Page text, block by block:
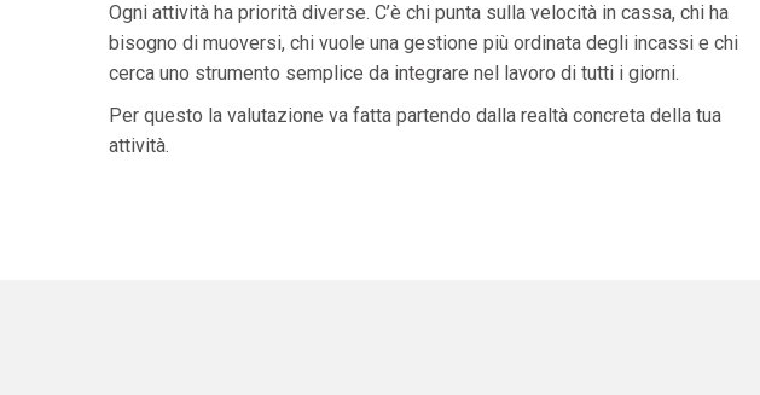
Ogni attività ha priorità diverse. C’è chi punta sulla velocità in cassa, chi ha
bisogno di muoversi, chi vuole una gestione più ordinata degli incassi e chi
cerca uno strumento semplice da integrare nel lavoro di tutti i giorni.
Per questo la valutazione va fatta partendo dalla realtà concreta della tua
attività.